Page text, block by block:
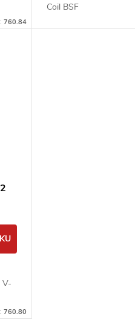
760.84
Coil BSF
V-
760.80